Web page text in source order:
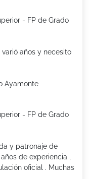
- FP de Grado
años y necesito
Ayamonte
- FP de Grado
y patronaje de
de experiencia ,
oficial . Muchas